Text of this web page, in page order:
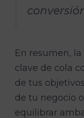
En resumen,
clave de cola
de tus
de tu negocio
equilibrar